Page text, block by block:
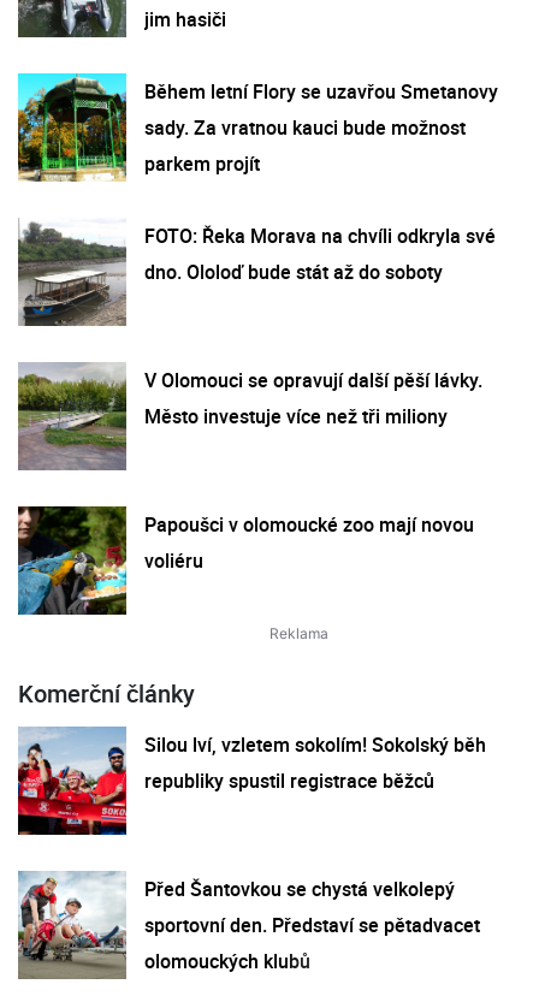
jim hasiči
Během letní Flory se uzavřou Smetanovy
sady. Za vratnou kauci bude možnost
parkem projít
FOTO: Řeka Morava na chvíli odkryla své
dno. Ololoď bude stát až do soboty
V Olomouci se opravují další pěší lávky.
Město investuje více než tři miliony
Papoušci v olomoucké zoo mají novou
voliéru
Komerční články
Silou lví, vzletem sokolím! Sokolský běh
republiky spustil registrace běžců
Před Šantovkou se chystá velkolepý
sportovní den. Představí se pětadvacet
olomouckých klubů